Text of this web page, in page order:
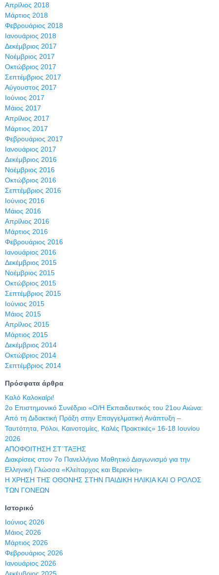
Απρίλιος 2018
Μάρτιος 2018
Φεβρουάριος 2018
Ιανουάριος 2018
Δεκέμβριος 2017
Νοέμβριος 2017
Οκτώβριος 2017
Σεπτέμβριος 2017
Αύγουστος 2017
Ιούνιος 2017
Μάιος 2017
Απρίλιος 2017
Μάρτιος 2017
Φεβρουάριος 2017
Ιανουάριος 2017
Δεκέμβριος 2016
Νοέμβριος 2016
Οκτώβριος 2016
Σεπτέμβριος 2016
Ιούνιος 2016
Μάιος 2016
Απρίλιος 2016
Μάρτιος 2016
Φεβρουάριος 2016
Ιανουάριος 2016
Δεκέμβριος 2015
Νοέμβριος 2015
Οκτώβριος 2015
Σεπτέμβριος 2015
Ιούνιος 2015
Μάιος 2015
Απρίλιος 2015
Μάρτιος 2015
Δεκέμβριος 2014
Οκτώβριος 2014
Σεπτέμβριος 2014
Πρόσφατα άρθρα
Καλό Καλοκαίρι!
2ο Επιστημονικό Συνέδριο «Ο/Η Εκπαιδευτικός του 21ου Αιώνα:
Από τη Διδακτική Πράξη στην Επαγγελματική Ανάπτυξη –
Ταυτότητα, Ρόλοι, Καινοτομίες, Καλές Πρακτικές» 16-18 Ιουνίου
2026
ΑΠΟΦΟΙΤΗΣΗ ΣΤ΄ΤΑΞΗΣ
Διακρίσεις στον 7ο Πανελλήνιο Μαθητικό Διαγωνισμό για την
Ελληνική Γλώσσα «Κλείταρχος και Βερενίκη»
Η ΧΡΗΣΗ ΤΗΣ ΟΘΟΝΗΣ ΣΤΗΝ ΠΑΙΔΙΚΗ ΗΛΙΚΙΑ ΚΑΙ Ο ΡΟΛΟΣ
ΤΩΝ ΓΟΝΕΩΝ
Ιστορικό
Ιούνιος 2026
Μάιος 2026
Μάρτιος 2026
Φεβρουάριος 2026
Ιανουάριος 2026
Δεκέμβριος 2025